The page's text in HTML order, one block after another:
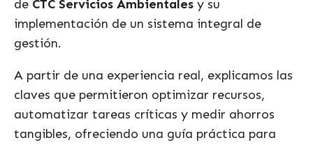
de CTC Servicios Ambientales y su
implementación de un sistema integral de
gestión.
A partir de una experiencia real, explicamos las
claves que permitieron optimizar recursos,
automatizar tareas críticas y medir ahorros
tangibles, ofreciendo una guía práctica para